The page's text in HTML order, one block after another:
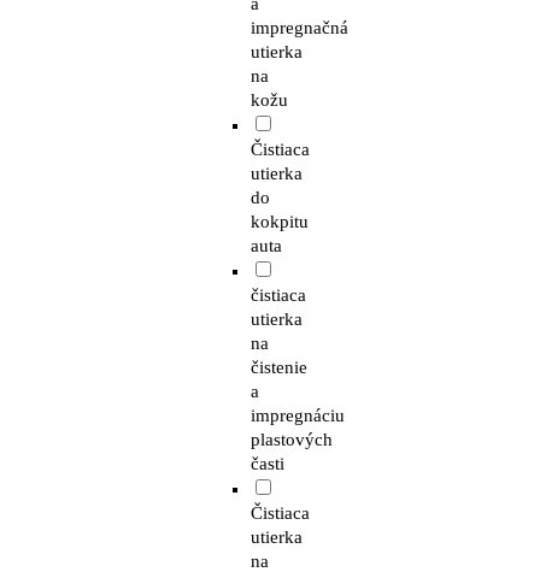
impregnačná
utierka
na
kožu
Čistiaca
utierka
do
kokpitu
auta
čistiaca
utierka
na
čistenie
a
impregnáciu
plastových
časti
Čistiaca
utierka
na